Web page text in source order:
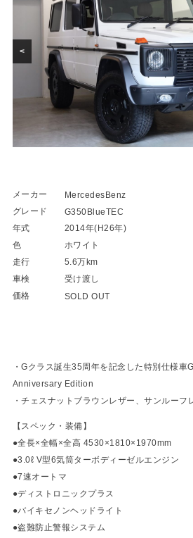
<
メーカー
MercedesBenz
グレード
G350BlueTEC
年式
2014年(H26年)
色
ホワイト
走行
5.6万km
車検
受け渡し
価格
SOLD OUT
・Gクラス誕生35周年を記念した特別仕様
Anniversary Edition
・チェスナットブラウンレザー、サンルーフ
【スペック・装備】
●全長×全幅×全高 4530×1810×1970mm
●3.0ℓ V型6気筒ターボディーゼルエンジン
●7速オートマ
●ディストロニックプラス
●バイキセノンヘッドライト
●盗難防止警報システム